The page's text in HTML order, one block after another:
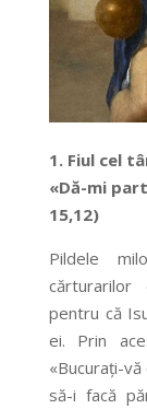
1. Fiul cel
«Dă-mi
15,12)
Pildele
cărturarilor
pentru că
ei. Prin
«Bucurați-
să-i facă